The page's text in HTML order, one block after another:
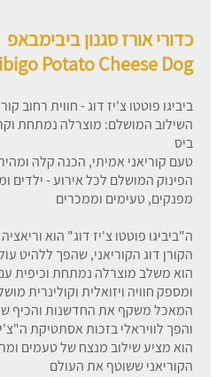
כדורי אורז סגנון ביבימבאפ
Potato Cheese Dog
ביביגו פוטטו צ'יז דוג - חווית רחוב
השילוב המושלם: מוצרלה נמתחת
ביס
טעם קוריאני אמיתי, הכנה קלה
הפינוק המושלם לכל אירוע - ילדים
מפנקים, טעימים וממכרים
ה"ביביגו פוטטו צ'יז דוג" הוא
הקורן דוג הקוריאני, שהפך ללהיט
הוא משלב מוצרלה נמתחת וכיפית
ומספק חוויה ויזואלית וקולינרית
המאכל משקף את החדשנות והכיף
והפך לוויראלי בזכות אסתטיקת
הוא מציע שילוב מנצח של טעמים
הקוריאני ששוטף את העולם